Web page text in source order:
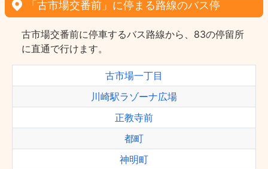
「古市場交番前」に停まる路線のバス停
古市場交番前に停車するバス路線から、83の停留所
に直通で行けます。
古市場一丁目
川崎駅ラゾーナ広場
正教寺前
都町
神明町